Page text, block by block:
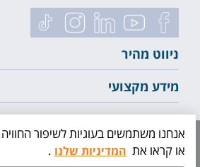
ניווט מהיר
מידע מקצועי
לייעוץ ראשוני
אנחנו משתמשים בעוגיות לשיפור
או קראו את המדיניות שלנו .